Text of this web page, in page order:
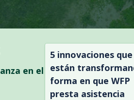
en el
5 innovaciones que
están
forma en que WFP
presta asistencia